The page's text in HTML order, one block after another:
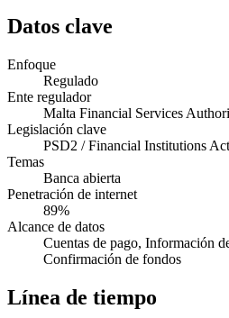
Datos clave
Enfoque
Regulado
Ente regulador
Malta Financial Services
Legislación clave
PSD2 / Financial Institutions
Temas
Banca abierta
Penetración de internet
89%
Alcance de datos
Cuentas de pago, Información
Confirmación de fondos
Línea de tiempo